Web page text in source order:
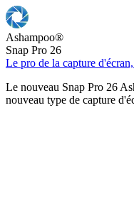
Ashampoo®
Snap Pro 26
Le pro de la capture
Le nouveau Snap Pro 26
nouveau type de capture